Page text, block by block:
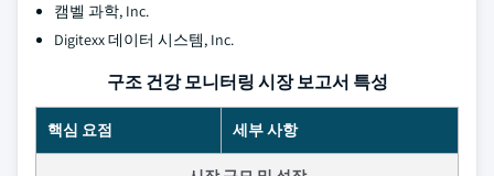
캠벨 과학, Inc.
Digitexx 데이터 시스템, Inc.
구조 건강 모니터링 시장 보고서 특성
핵심 요점 세부 사항